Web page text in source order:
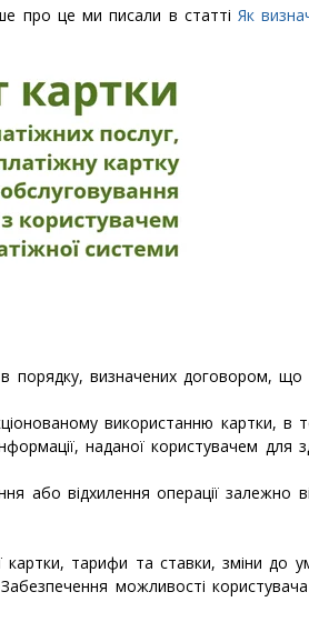
про це ми писали в статтіЯк
порядку, визначених договором, що
використанню картки, в
наданої користувачем для
або відхилення операції залежно
тарифи та ставки, зміни до
можливості